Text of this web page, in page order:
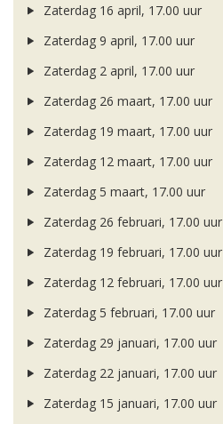
Zaterdag 16 april, 17.00 uur
Zaterdag 9 april, 17.00 uur
Zaterdag 2 april, 17.00 uur
Zaterdag 26 maart, 17.00 uur
Zaterdag 19 maart, 17.00 uur
Zaterdag 12 maart, 17.00 uur
Zaterdag 5 maart, 17.00 uur
Zaterdag 26 februari, 17.00 uur
Zaterdag 19 februari, 17.00 uur
Zaterdag 12 februari, 17.00 uur
Zaterdag 5 februari, 17.00 uur
Zaterdag 29 januari, 17.00 uur
Zaterdag 22 januari, 17.00 uur
Zaterdag 15 januari, 17.00 uur